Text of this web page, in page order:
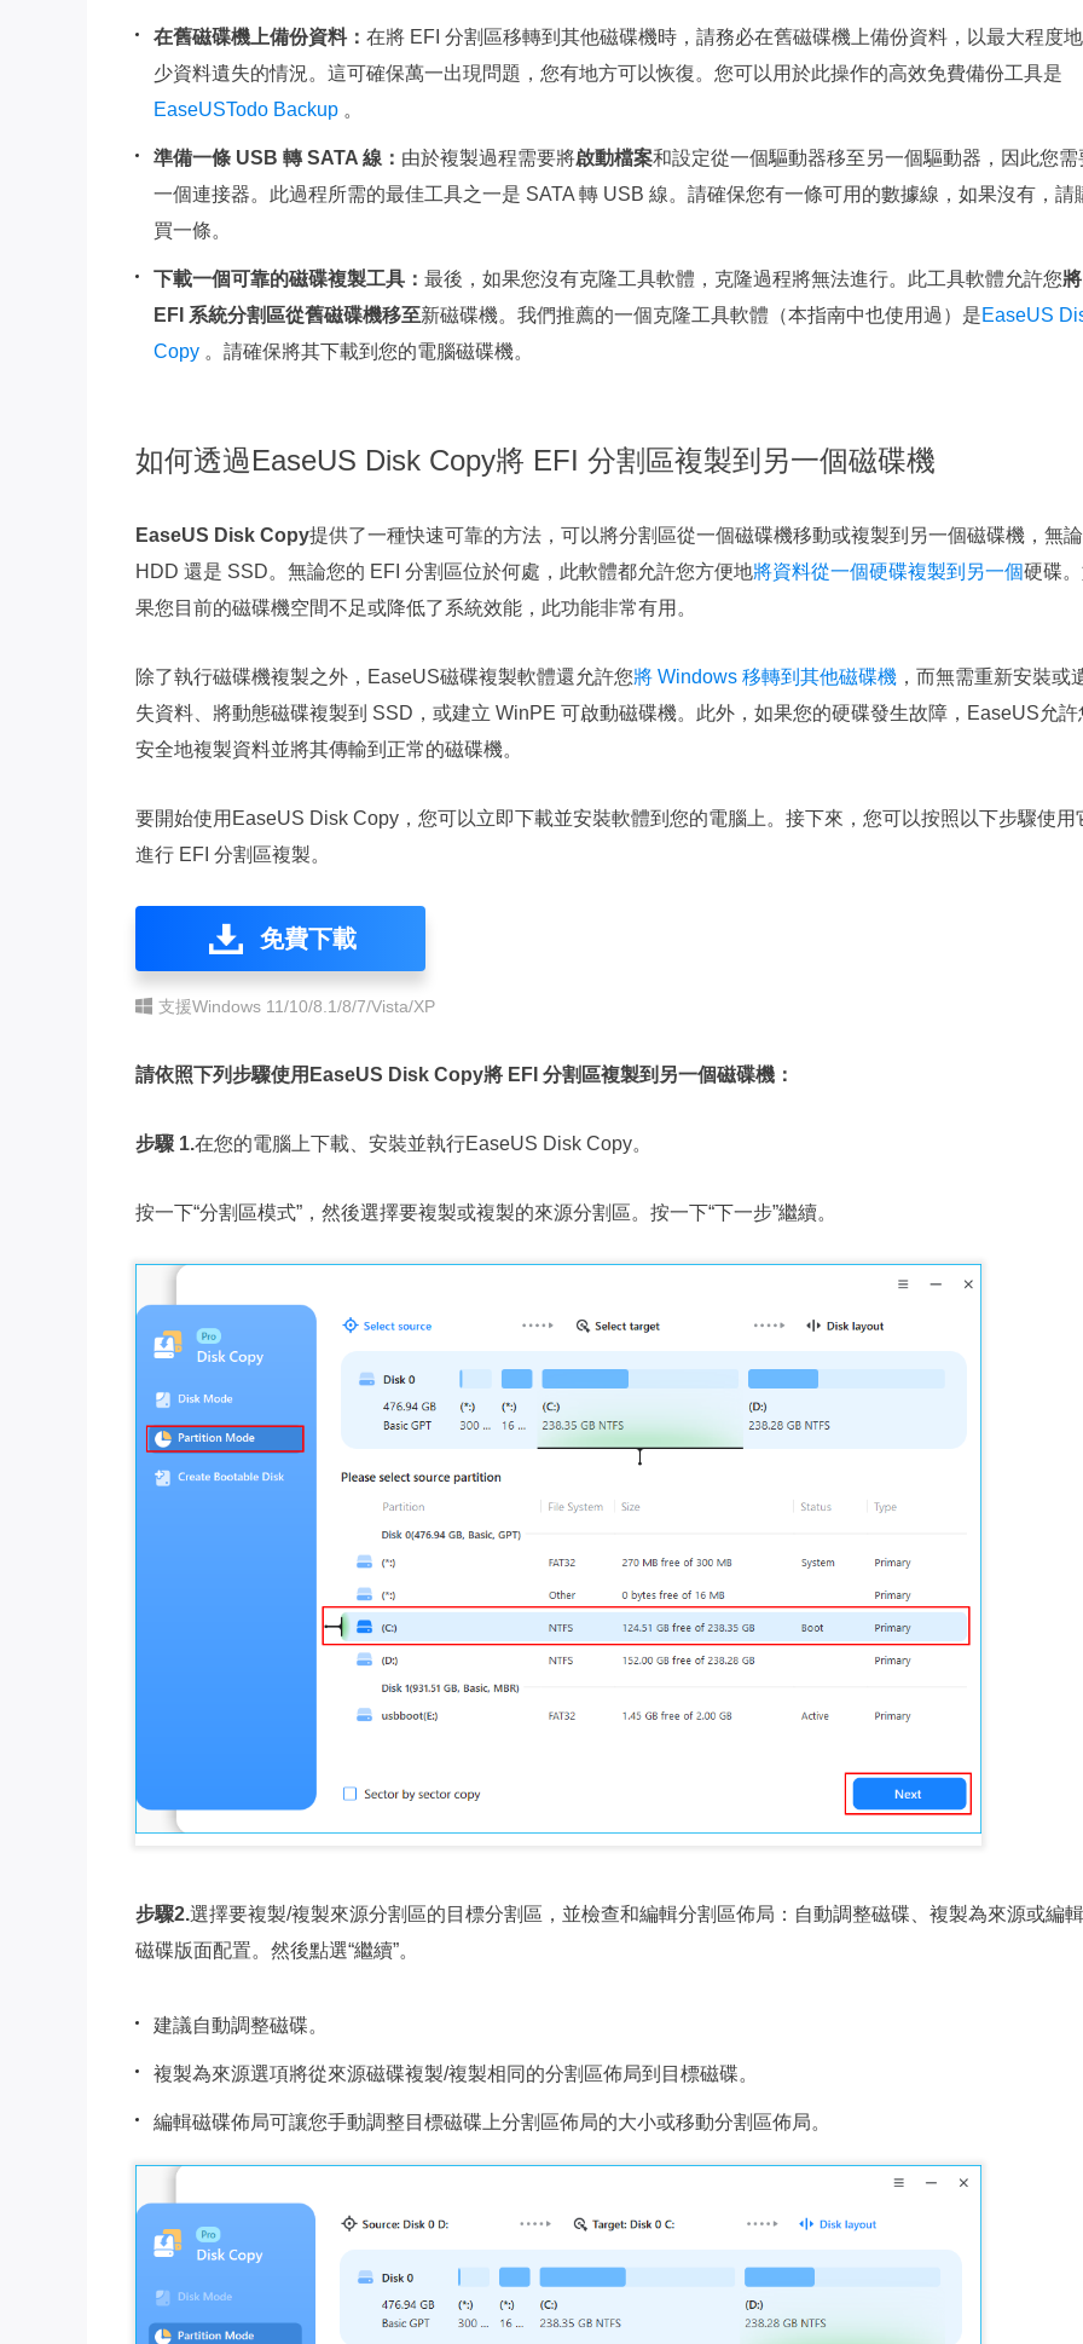
在舊磁碟機上備份資料： 在將 EFI 分割區移轉到其他磁碟機時，請務必在舊磁碟機上備份資料，以最大程度
少資料遺失的情況。這可確保萬一出現問題，您有地方可以恢復。您可以用於此操作的高效免費備份工具是
EaseUSTodo Backup 。
準備一條 USB 轉 SATA 線： 由於複製過程需要將啟動檔案和設定從一個驅動器移至另一個驅動器，因此您需
一個連接器。此過程所需的最佳工具之一是 SATA 轉 USB 線。請確保您有一條可用的數據線，如果沒有，請
買一條。
下載一個可靠的磁碟複製工具： 最後，如果您沒有克隆工具軟體，克隆過程將無法進行。此工具軟體允許您將
EFI 系統分割區從舊磁碟機移至新磁碟機。我們推薦的一個克隆工具軟體（本指南中也使用過）是EaseUS
Copy 。請確保將其下載到您的電腦磁碟機。
如何透過EaseUS Disk Copy將 EFI 分割區複製到另一個磁碟機
EaseUS Disk Copy提供了一種快速可靠的方法，可以將分割區從一個磁碟機移動或複製到另一個磁碟機，無
HDD 還是 SSD。無論您的 EFI 分割區位於何處，此軟體都允許您方便地將資料從一個硬碟複製到另一個硬碟
果您目前的磁碟機空間不足或降低了系統效能，此功能非常有用。
除了執行磁碟機複製之外，EaseUS磁碟複製軟體還允許您將 Windows 移轉到其他磁碟機 ，而無需重新安裝或
失資料、將動態磁碟複製到 SSD，或建立 WinPE 可啟動磁碟機。此外，如果您的硬碟發生故障，EaseUS允許
安全地複製資料並將其傳輸到正常的磁碟機。
要開始使用EaseUS Disk Copy，您可以立即下載並安裝軟體到您的電腦上。接下來，您可以按照以下步驟使用
進行 EFI 分割區複製。
免費下載
支援Windows 11/10/8.1/8/7/Vista/XP
請依照下列步驟使用EaseUS Disk Copy將 EFI 分割區複製到另一個磁碟機：
步驟 1.在您的電腦上下載、安裝並執行EaseUS Disk Copy。
按一下“分割區模式”，然後選擇要複製或複製的來源分割區。按一下“下一步”繼續。
步驟2.選擇要複製/複製來源分割區的目標分割區，並檢查和編輯分割區佈局：自動調整磁碟、複製為來源或編輯
磁碟版面配置。然後點選“繼續”。
建議自動調整磁碟。
複製為來源選項將從來源磁碟複製/複製相同的分割區佈局到目標磁碟。
編輯磁碟佈局可讓您手動調整目標磁碟上分割區佈局的大小或移動分割區佈局。